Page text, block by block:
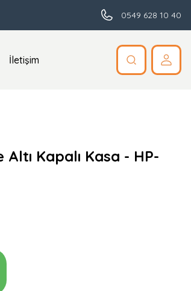
0549 628 10 40
İletişim
Kapalı Kasa - HP-